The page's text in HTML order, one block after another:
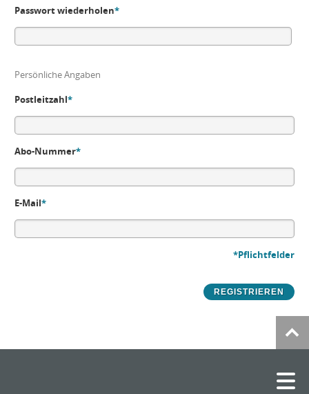
Passwort wiederholen*
Persönliche Angaben
Postleitzahl*
Abo-Nummer*
E-Mail*
*Pflichtfelder